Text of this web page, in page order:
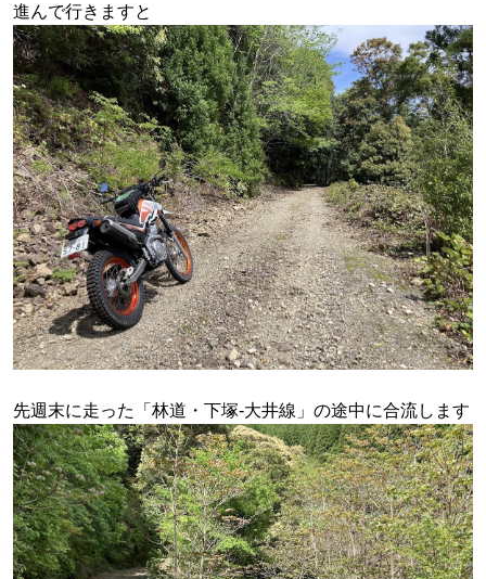
進んで行きますと
先週末に走った「林道・下塚-大井線」の途中に合流します